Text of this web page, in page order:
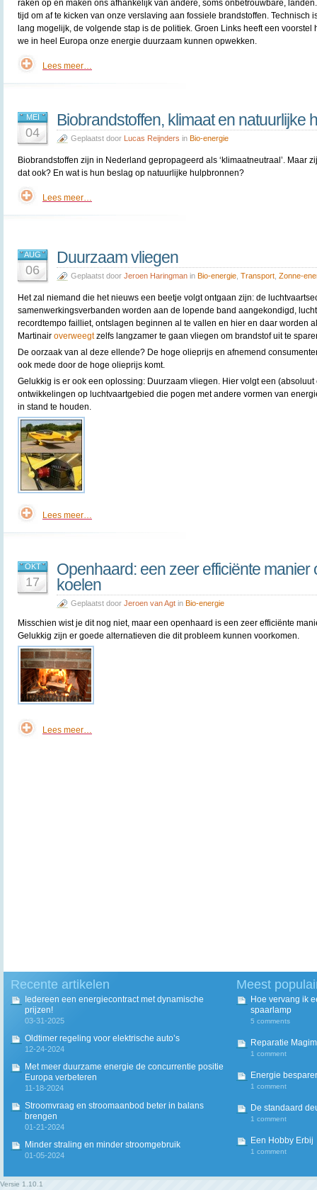
raken op én maken ons afhankelijk van andere, soms onbetrouwbare,
tijd om af te kicken van onze verslaving aan fossiele brandstoffen. Technisch
lang mogelijk, de volgende stap is de politiek. Groen Links heeft een voorstel
we in heel Europa onze energie duurzaam kunnen opwekken.
Lees meer…
MEI
04
Biobrandstoffen, klimaat en natuurlijke
Geplaatst door Lucas Reijnders in Bio-energie
Biobrandstoffen zijn in Nederland gepropageerd als ‘klimaatneutraal’. Maar
dat ook? En wat is hun beslag op natuurlijke hulpbronnen?
Lees meer…
AUG
06
Duurzaam vliegen
Geplaatst door Jeroen Haringman in Bio-energie Transport Zonne-
Het zal niemand die het nieuws een beetje volgt ontgaan zijn: de
samenwerkingsverbanden worden aan de lopende band aangekondigd,
recordtempo failliet, ontslagen beginnen al te vallen en hier en daar worden
Martinair overweegtzelfs langzamer te gaan vliegen om brandstof uit te
De oorzaak van al deze ellende? De hoge olieprijs en afnemend
ook mede door de hoge olieprijs komt.
Gelukkig is er ook een oplossing: Duurzaam vliegen. Hier volgt een
ontwikkelingen op luchtvaartgebied die pogen met andere vormen van
in stand te houden.
Lees meer…
OKT
17
Openhaard: een zeer efficiënte manier
koelen
Geplaatst door Jeroen van Agt in Bio-energie
Misschien wist je dit nog niet, maar een openhaard is een zeer efficiënte
Gelukkig zijn er goede alternatieven die dit probleem kunnen voorkomen.
Lees meer…
Recente artikelen
Iedereen een energiecontract met dynamische
prijzen!
03-31-2025
Oldtimer regeling voor elektrische auto’s
12-24-2024
Met meer duurzame energie de concurrentie positie
Europa verbeteren
11-18-2024
Stroomvraag en stroomaanbod beter in balans
brengen
01-21-2024
Minder straling en minder stroomgebruik
01-05-2024
Meest
Hoe vervang ik
spaarlamp
5 comments
Reparatie
1 comment
Energie
1 comment
De standaard
1 comment
Een Hobby Erbij
1 comment
Versie 1.10.1